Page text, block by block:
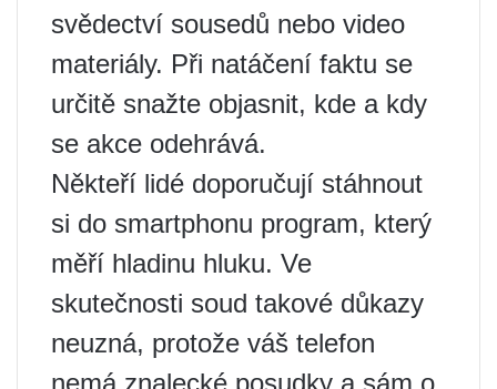
svědectví sousedů nebo video
materiály. Při natáčení faktu se
určitě snažte objasnit, kde a kdy
se akce odehrává.
Někteří lidé doporučují stáhnout
si do smartphonu program, který
měří hladinu hluku. Ve
skutečnosti soud takové důkazy
neuzná, protože váš telefon
nemá znalecké posudky a sám o